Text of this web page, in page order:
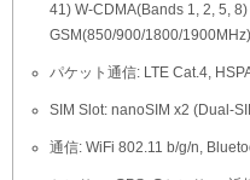
41) W-CDMA(Bands 1, 2, 5,
GSM(850/900/1800/1900MHz)
パケット通信: LTE Cat.4,
SIM Slot: nanoSIM x2 (Dual-
通信: WiFi 802.11 b/g/n,